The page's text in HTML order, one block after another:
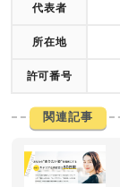
代表者
所在地
許可番号
関連記事